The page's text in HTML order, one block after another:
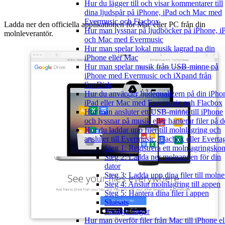
Hur du lägger till och visar kommentarer till
dina ljudspår på iPhone, iPad och Mac med
Evermusic och Flacbox
Hur man lyssnar på ljudböcker på iPhone,
och Mac med Evermusic
Hur man spelar lokal musik lagrad pa din
iPhone eller Mac
Hur man spelar musik från USB-minne på
iPhone med Evermusic och iXpand från
SanDisk
Hur du använder ljudequalizern på din
iPad eller Mac med Evermusic och Flacbox
Hur man ansluter ett USB-minne till iPhone
och lyssnar på musik eller hanterar filer på
Hur du laddar upp filer till molnlagring och
ansluter till Evermusic, Flacbox eller
Steg 1: Registrera ett
Steg 2: Ladda ner molnappen för din
dator
Steg 3: Ladda upp dina filer till
Steg 4: Anslut molnlagring till appen
Steg 5: Hantera dina filer i appen
Slutsats
Vanliga frågor
Hur man överför filer från Mac till iPhone
Ladda ner den officiella applikationen för Mac eller PC från din
molnleverantör.